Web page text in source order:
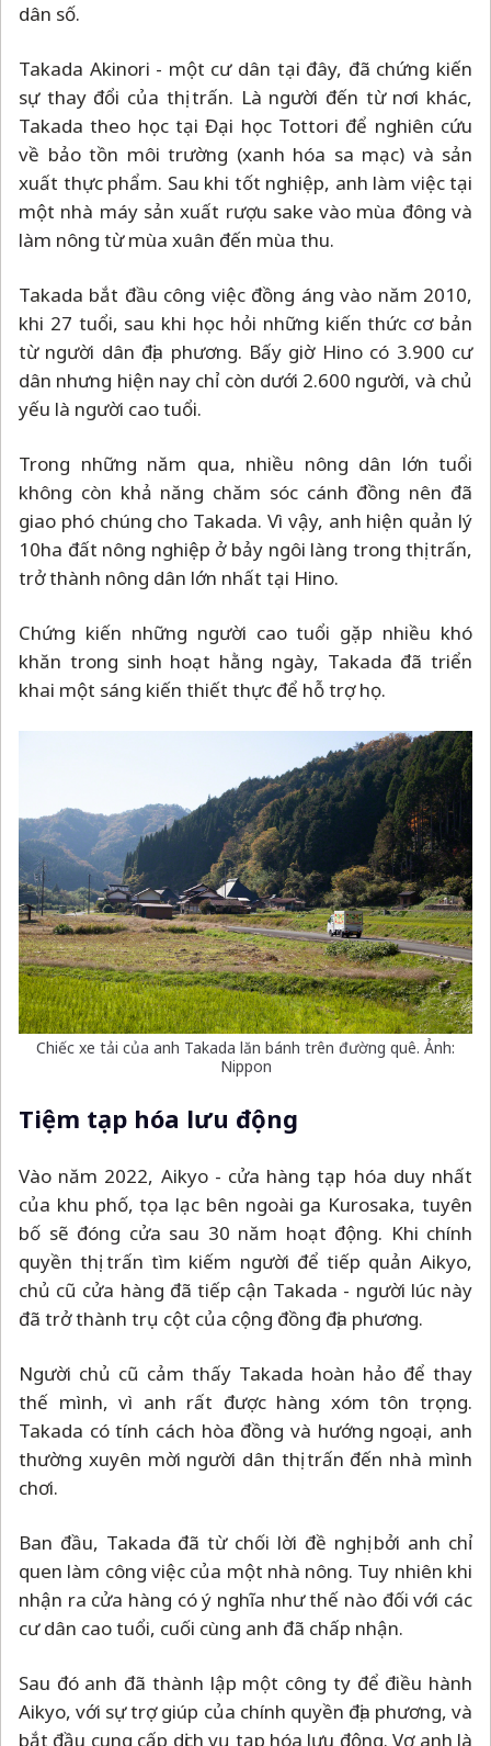
dân số.
Takada Akinori - một cư dân tại đây, đã chứng kiến
sự thay đổi của thị trấn. Là người đến từ nơi khác,
Takada theo học tại Đại học Tottori để nghiên cứu
về bảo tồn môi trường (xanh hóa sa mạc) và sản
xuất thực phẩm. Sau khi tốt nghiệp, anh làm việc tại
một nhà máy sản xuất rượu sake vào mùa đông và
làm nông từ mùa xuân đến mùa thu.
Takada bắt đầu công việc đồng áng vào năm 2010,
khi 27 tuổi, sau khi học hỏi những kiến ​​thức cơ bản
từ người dân địa phương. Bấy giờ Hino có 3.900 cư
dân nhưng hiện nay chỉ còn dưới 2.600 người, và chủ
yếu là người cao tuổi.
Trong những năm qua, nhiều nông dân lớn tuổi
không còn khả năng chăm sóc cánh đồng nên đã
giao phó chúng cho Takada. Vì vậy, anh hiện quản lý
10ha đất nông nghiệp ở bảy ngôi làng trong thị trấn,
trở thành nông dân lớn nhất tại Hino.
Chứng kiến những người cao tuổi gặp nhiều khó
khăn trong sinh hoạt hằng ngày, Takada đã triển
khai một sáng kiến thiết thực để hỗ trợ họ.
Chiếc xe tải của anh Takada lăn bánh trên đường quê. Ảnh:
Nippon
Tiệm tạp hóa lưu động
Vào năm 2022, Aikyo - cửa hàng tạp hóa duy nhất
của khu phố, tọa lạc bên ngoài ga Kurosaka, tuyên
bố sẽ đóng cửa sau 30 năm hoạt động. Khi chính
quyền thị trấn tìm kiếm người để tiếp quản Aikyo,
chủ cũ cửa hàng đã tiếp cận Takada - người lúc này
đã trở thành trụ cột của cộng đồng địa phương.
Người chủ cũ cảm thấy Takada hoàn hảo để thay
thế mình, vì anh rất được hàng xóm tôn trọng.
Takada có tính cách hòa đồng và hướng ngoại, anh
thường xuyên mời người dân thị trấn đến nhà mình
chơi.
Ban đầu, Takada đã từ chối lời đề nghị bởi anh chỉ
quen làm công việc của một nhà nông. Tuy nhiên khi
nhận ra cửa hàng có ý nghĩa như thế nào đối với các
cư dân cao tuổi, cuối cùng anh đã chấp nhận.
Sau đó anh đã thành lập một công ty để điều hành
Aikyo, với sự trợ giúp của chính quyền địa phương, và
bắt đầu cung cấp dịch vụ tạp hóa lưu động. Vợ anh là